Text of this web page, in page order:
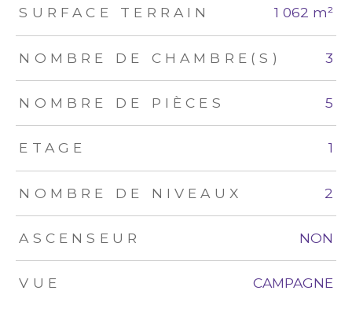
SURFACE TERRAIN 1 062 m²
NOMBRE DE CHAMBRE(S) 3
NOMBRE DE PIÈCES 5
ETAGE 1
NOMBRE DE NIVEAUX 2
ASCENSEUR NON
VUE CAMPAGNE